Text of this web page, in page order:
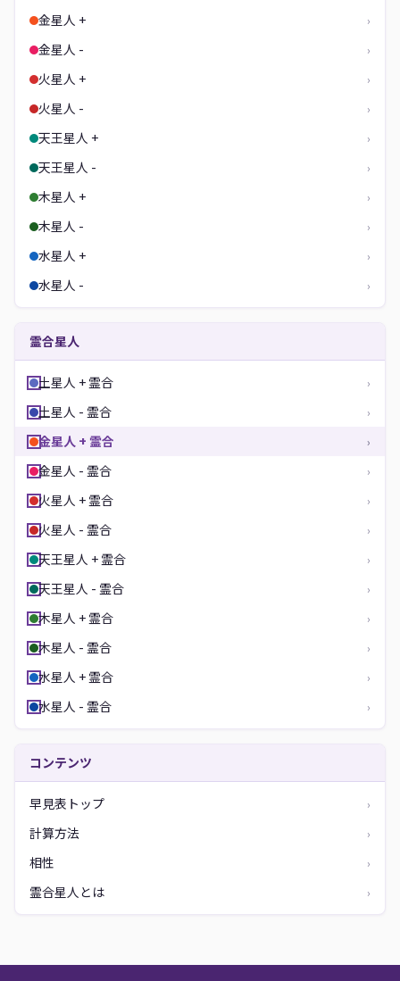
金星人 + ›
金星人 - ›
火星人 + ›
火星人 - ›
天王星人 + ›
天王星人 - ›
木星人 + ›
木星人 - ›
水星人 + ›
水星人 - ›
霊合星人
土星人 + 霊合 ›
土星人 - 霊合 ›
金星人 + 霊合 ›
金星人 - 霊合 ›
火星人 + 霊合 ›
火星人 - 霊合 ›
天王星人 + 霊合 ›
天王星人 - 霊合 ›
木星人 + 霊合 ›
木星人 - 霊合 ›
水星人 + 霊合 ›
水星人 - 霊合 ›
コンテンツ
早見表トップ ›
計算方法 ›
相性 ›
霊合星人とは ›